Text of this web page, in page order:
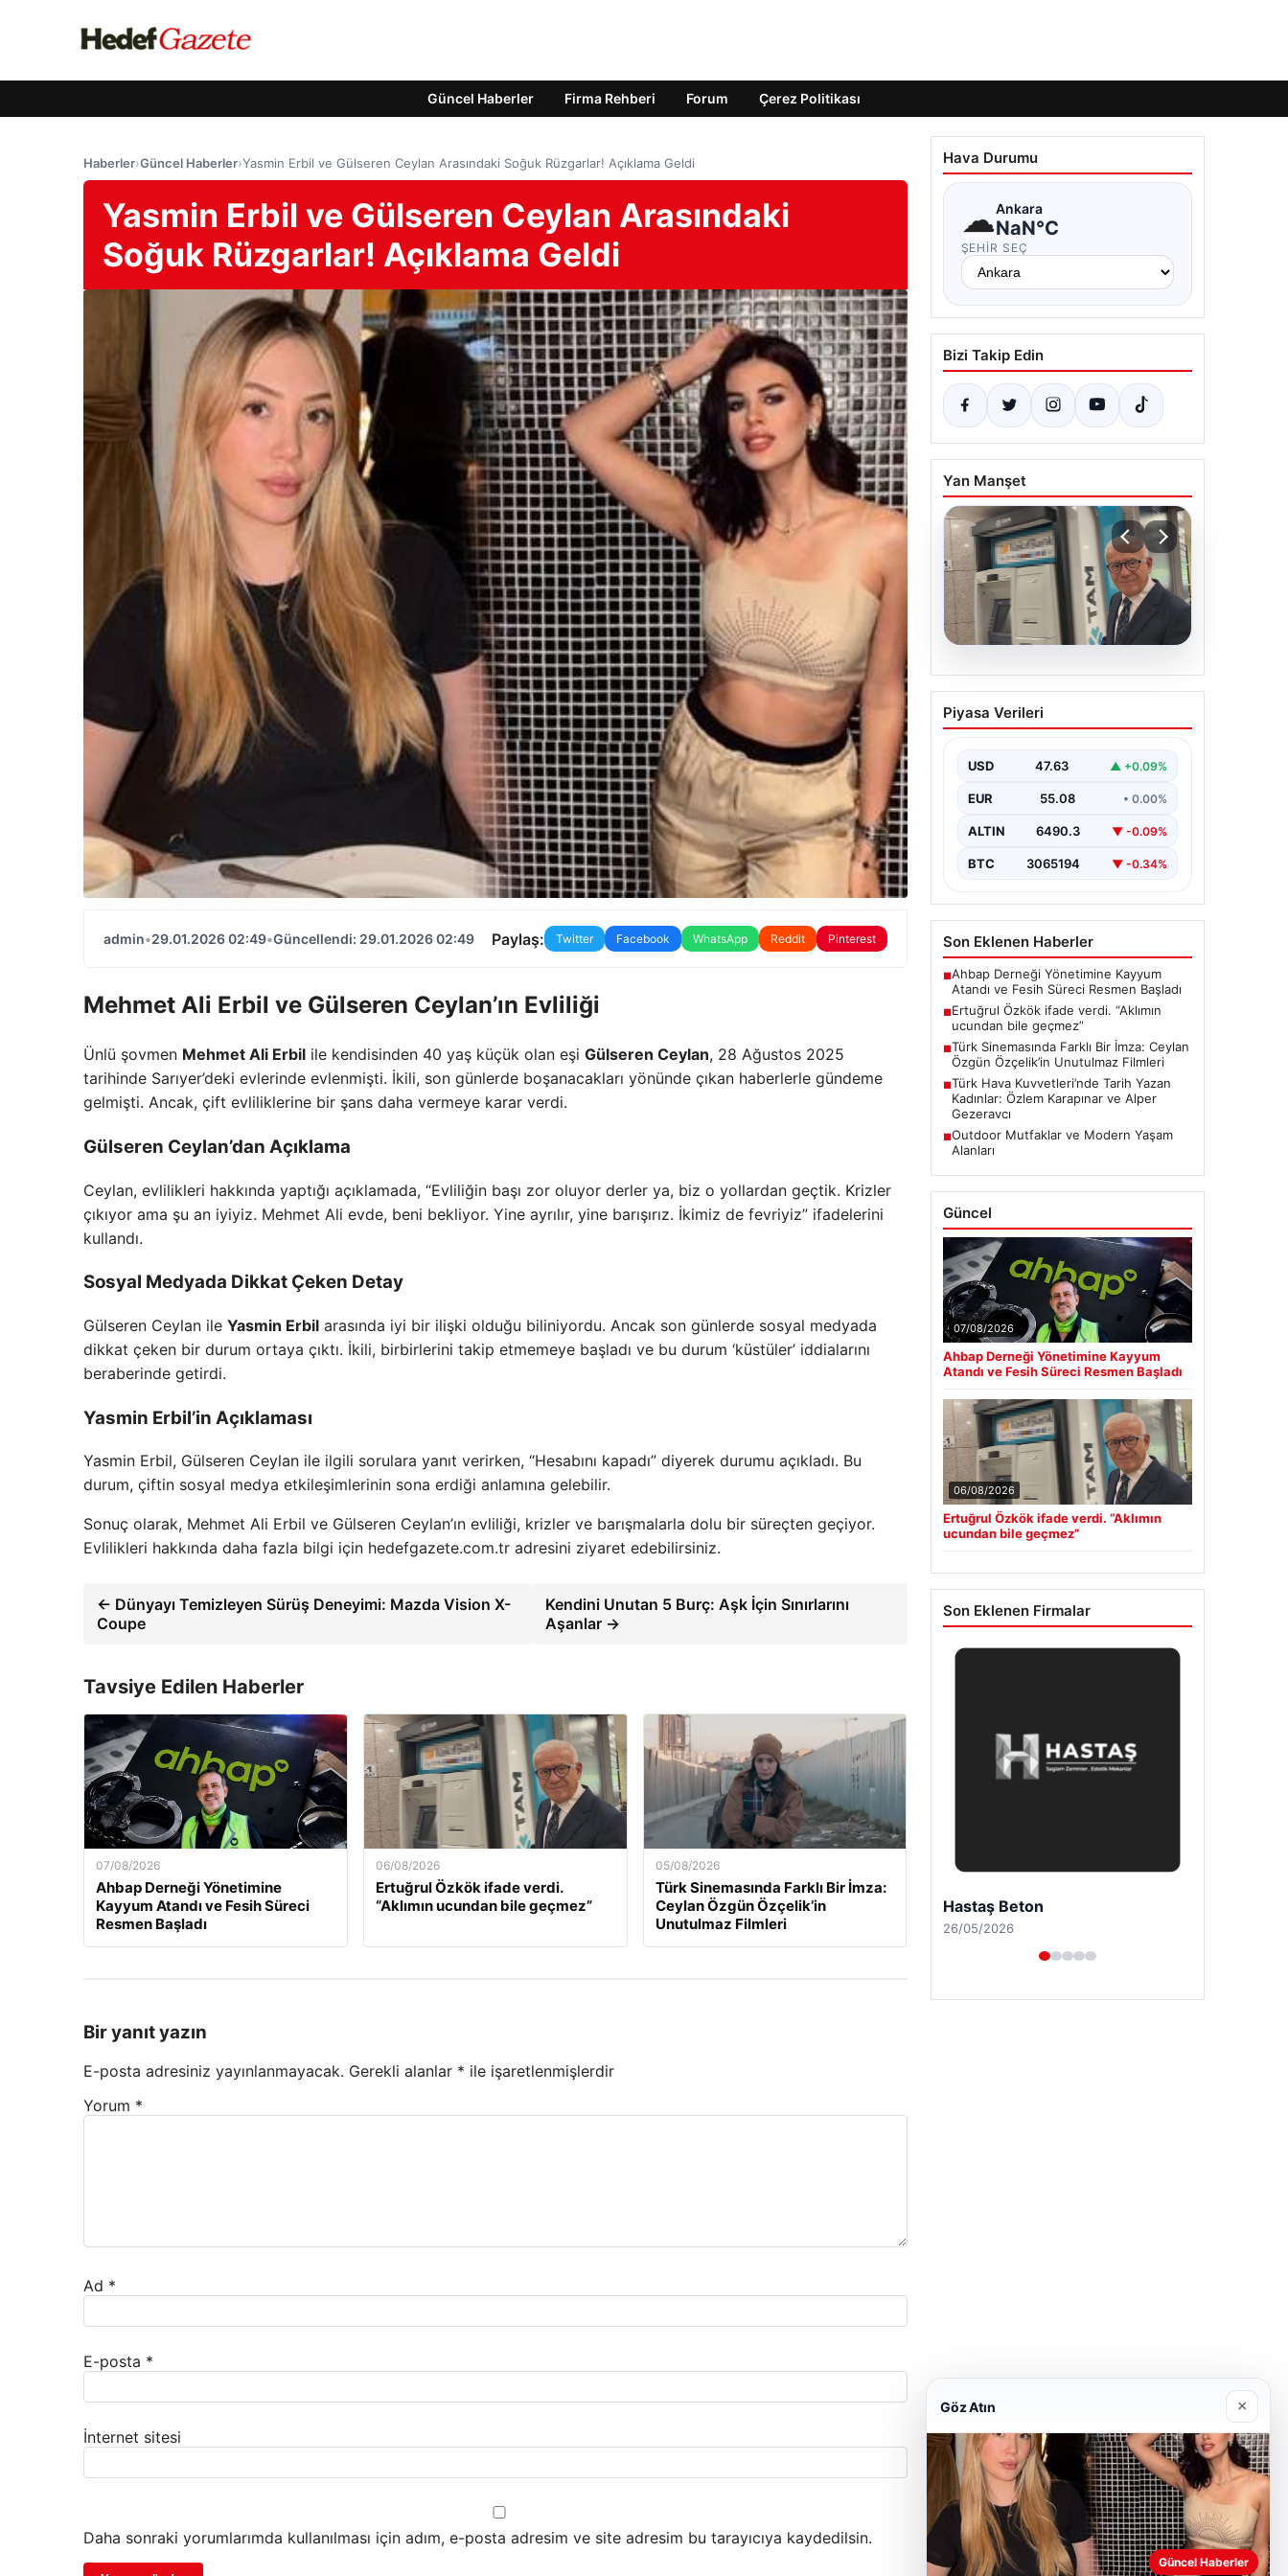
Güncel Haberler Firma Rehberi Forum Çerez Politikası
Haberler›Güncel Haberler›Yasmin Erbil ve Gülseren Ceylan Arasındaki Soğuk Rüzgarlar! Açıklama Geldi
Yasmin Erbil ve Gülseren Ceylan Arasındaki
Soğuk Rüzgarlar! Açıklama Geldi
admin•29.01.2026 02:49•Güncellendi: 29.01.2026 02:49 Paylaş: Twitter Facebook WhatsApp Reddit Pinterest
Mehmet Ali Erbil ve Gülseren Ceylan’ın Evliliği
Ünlü şovmen Mehmet Ali Erbil ile kendisinden 40 yaş küçük olan eşi Gülseren Ceylan, 28 Ağustos 2025
tarihinde Sarıyer’deki evlerinde evlenmişti. İkili, son günlerde boşanacakları yönünde çıkan haberlerle gündeme
gelmişti. Ancak, çift evliliklerine bir şans daha vermeye karar verdi.
Gülseren Ceylan’dan Açıklama
Ceylan, evlilikleri hakkında yaptığı açıklamada, “Evliliğin başı zor oluyor derler ya, biz o yollardan geçtik. Krizler
çıkıyor ama şu an iyiyiz. Mehmet Ali evde, beni bekliyor. Yine ayrılır, yine barışırız. İkimiz de fevriyiz” ifadelerini
kullandı.
Sosyal Medyada Dikkat Çeken Detay
Gülseren Ceylan ile Yasmin Erbil arasında iyi bir ilişki olduğu biliniyordu. Ancak son günlerde sosyal medyada
dikkat çeken bir durum ortaya çıktı. İkili, birbirlerini takip etmemeye başladı ve bu durum ‘küstüler’ iddialarını
beraberinde getirdi.
Yasmin Erbil’in Açıklaması
Yasmin Erbil, Gülseren Ceylan ile ilgili sorulara yanıt verirken, “Hesabını kapadı” diyerek durumu açıkladı. Bu
durum, çiftin sosyal medya etkileşimlerinin sona erdiği anlamına gelebilir.
Sonuç olarak, Mehmet Ali Erbil ve Gülseren Ceylan’ın evliliği, krizler ve barışmalarla dolu bir süreçten geçiyor.
Evlilikleri hakkında daha fazla bilgi için hedefgazete.com.tr adresini ziyaret edebilirsiniz.
← Dünyayı Temizleyen Sürüş Deneyimi: Mazda Vision X-
Coupe
Kendini Unutan 5 Burç: Aşk İçin Sınırlarını
Aşanlar →
Tavsiye Edilen Haberler
07/08/2026
Ahbap Derneği Yönetimine
Kayyum Atandı ve Fesih Süreci
Resmen Başladı
06/08/2026
Ertuğrul Özkök ifade verdi.
“Aklımın ucundan bile geçmez”
05/08/2026
Türk Sinemasında Farklı Bir İmza:
Ceylan Özgün Özçelik’in
Unutulmaz Filmleri
Bir yanıt yazın
E-posta adresiniz yayınlanmayacak. Gerekli alanlar * ile işaretlenmişlerdir
Yorum *
Ad *
E-posta *
İnternet sitesi
Daha sonraki yorumlarımda kullanılması için adım, e-posta adresim ve site adresim bu tarayıcıya kaydedilsin.
Hava Durumu
☁Ankara
NaN°C
ŞEHIR SEÇ
Bizi Takip Edin
Yan Manşet
06.08.2026
Ertuğrul Özkök ifade
verdi. “Aklımın ucundan
Piyasa Verileri
USD 47.63 ▲ +0.09%
EUR 55.08 • 0.00%
ALTIN 6490.3 ▼ -0.09%
BTC 3065194 ▼ -0.34%
Son Eklenen Haberler
■Ahbap Derneği Yönetimine Kayyum
Atandı ve Fesih Süreci Resmen Başladı
■Ertuğrul Özkök ifade verdi. “Aklımın
ucundan bile geçmez”
■Türk Sinemasında Farklı Bir İmza: Ceylan
Özgün Özçelik’in Unutulmaz Filmleri
■Türk Hava Kuvvetleri’nde Tarih Yazan
Kadınlar: Özlem Karapınar ve Alper
Gezeravcı
■Outdoor Mutfaklar ve Modern Yaşam
Alanları
Güncel
07/08/2026
Ahbap Derneği Yönetimine Kayyum
Atandı ve Fesih Süreci Resmen Başladı
06/08/2026
Ertuğrul Özkök ifade verdi. “Aklımın
ucundan bile geçmez”
Son Eklenen Firmalar
Prenses Night Club
29/04/2026
Göz Atın ×
Güncel Haberler